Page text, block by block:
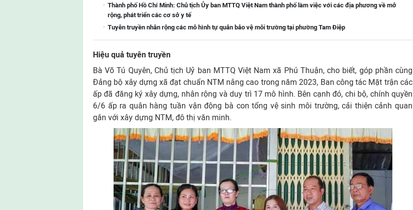
Thành phố Hồ Chí Minh: Chủ tịch Ủy ban MTTQ Việt Nam thành phố làm việc với các địa phương về mở
rộng, phát triển các cơ sở y tế
Tuyên truyền nhân rộng các mô hình tự quản bảo vệ môi trường tại phường Tam Điệp
Hiệu quả tuyên truyền
Bà Võ Tú Quyên, Chủ tịch Uỷ ban MTTQ Việt Nam xã Phú Thuận, cho biết, góp phần cùng
Ðảng bộ xây dựng xã đạt chuẩn NTM nâng cao trong năm 2023, Ban công tác Mặt trận các
ấp đã đăng ký xây dựng, nhân rộng và duy trì 17 mô hình. Bên cạnh đó, chi bộ, chính quyền
6/6 ấp ra quân hàng tuần vận động bà con tổng vệ sinh môi trường, cải thiện cảnh quan
gắn với xây dựng NTM, đô thị văn minh.